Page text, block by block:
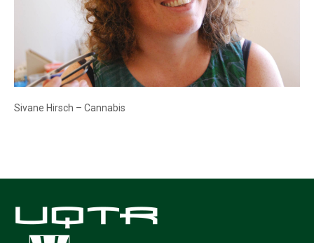
Sivane Hirsch – Cannabis